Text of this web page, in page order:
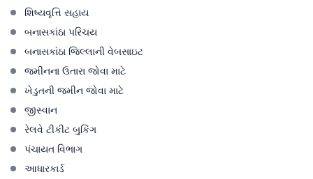
શિષ્યવૃત્તિ સહાય
બનાસકાંઠા પરિચય
બનાસકાંઠા જિલ્લાની વેબસાઇટ
જમીનના ઉતારા જોવા માટે
ખેડુતની જમીન જોવા માટે
જીસ્વાન
રેલવે ટીકીટ બુકિંગ
પંચાયત વિભાગ
આધારકાર્ડ